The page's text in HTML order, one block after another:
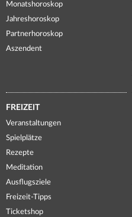
Monatshoroskop
Jahreshoroskop
Partnerhoroskop
Aszendent
FREIZEIT
Veranstaltungen
Spielplätze
Rezepte
Meditation
Ausflugsziele
Freizeit-Tipps
Ticketshop